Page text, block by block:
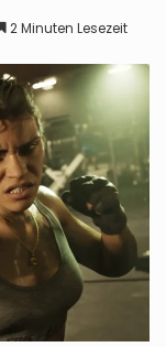
2 Minuten Lesezeit